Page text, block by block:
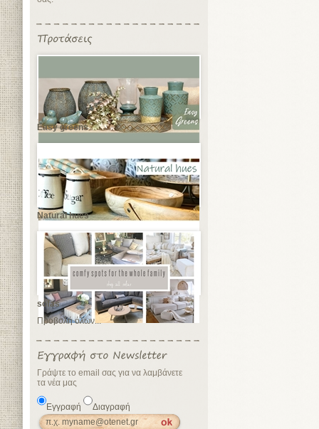
Easy greens
Natural hues
sofas
Προβολή όλων...
Γράψτε το email σας για να λαμβάνετε
τα νέα μας
Εγγραφή Διαγραφή